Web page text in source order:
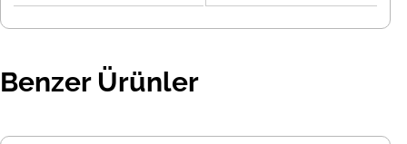
Benzer Ürünler